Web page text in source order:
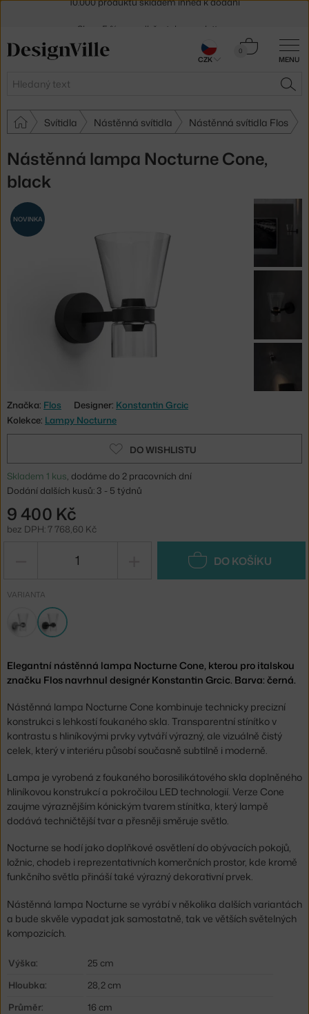
MENU
Hledat
0
Košík
Svítidla Nástěnná svítidla Nástěnná svítidla Flos
Nástěnná lampa Nocturne Cone,
black
NOVINKA
Značka: Flos Designer: Konstantin Grcic
Kolekce: Lampy Nocturne
DO WISHLISTU
Skladem 1 kus, dodáme do 2 pracovních dní
Dodání dalších kusů: 3 - 5 týdnů
9 400 Kč
bez DPH: 7 768,60 Kč
DO KOŠÍKU
VARIANTA
Elegantní nástěnná lampa Nocturne Cone, kterou pro italskou
značku Flos navrhnul designér Konstantin Grcic. Barva: černá.
Nástěnná lampa Nocturne Cone kombinuje technicky precizní
konstrukci s lehkostí foukaného skla. Transparentní stínítko v
kontrastu s hliníkovými prvky vytváří výrazný, ale vizuálně čistý
celek, který v interiéru působí současně subtilně i moderně.
Lampa je vyrobená z foukaného borosilikátového skla doplněného
hliníkovou konstrukcí a pokročilou LED technologií. Verze Cone
zaujme výraznějším kónickým tvarem stínítka, který lampě
dodává techničtější tvar a přesněji směruje světlo.
Nocturne se hodí jako doplňkové osvětlení do obývacích pokojů,
ložnic, chodeb i reprezentativních komerčních prostor, kde kromě
funkčního světla přináší také výrazný dekorativní prvek.
Nástěnná lampa Nocturne se vyrábí v několika dalších variantách
a bude skvěle vypadat jak samostatně, tak ve větších světelných
kompozicích.
Výška:
25 cm
Hloubka:
28,2 cm
Průměr:
16 cm
30 dní na vrácení zboží
CZK